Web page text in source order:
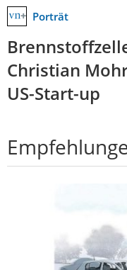
Porträt
Christian
US-Start-up